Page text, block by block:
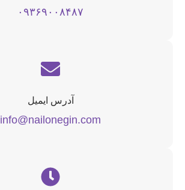
۰۹۳۶۹۰۰۸۴۸۷
آدرس ایمیل
info@nailonegin.com